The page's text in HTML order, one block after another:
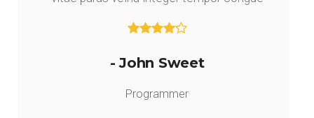
- John Sweet
Programmer